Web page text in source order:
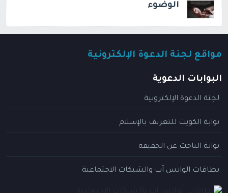
الوضوء
مواقع لجنة الدعوة الإلكترونية
البوابات الدعوية
لجنة الدعوة الإلكترونية
بوابة الكويت للتعريف بالإسلام
بوابة الباحث عن الحقيقة
بطاقات الواتس آب والشبكات الاجتماعية